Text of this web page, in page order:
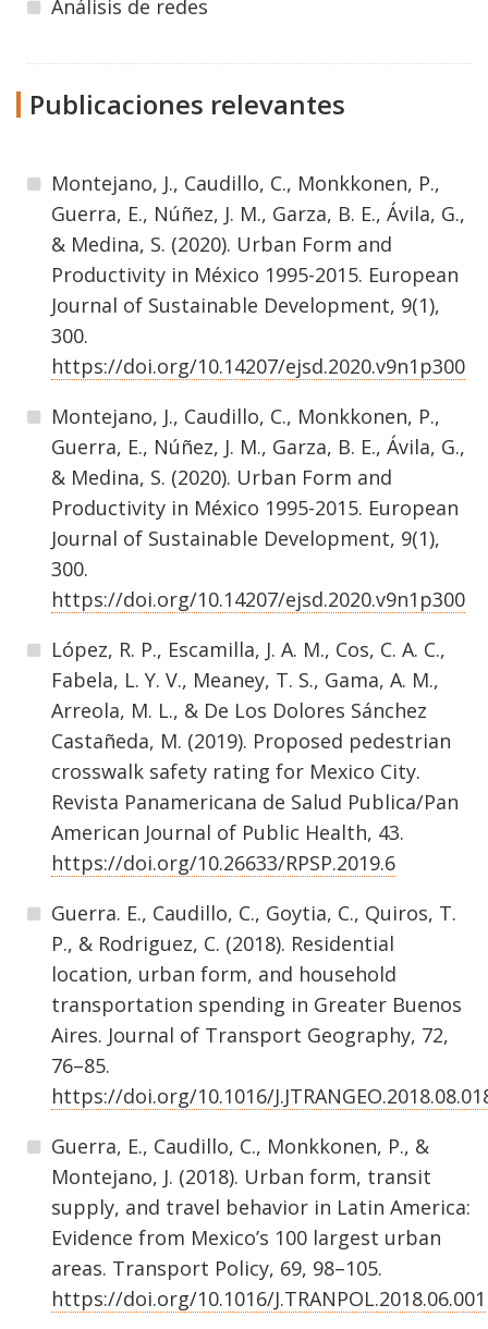
Análisis de redes
Publicaciones relevantes
Montejano, J., Caudillo, C., Monkkonen, P.,
Guerra, E., Núñez, J. M., Garza, B. E., Ávila, G.,
& Medina, S. (2020). Urban Form and
Productivity in México 1995-2015. European
Journal of Sustainable Development, 9(1),
300.
https://doi.org/10.14207/ejsd.2020.v9n1p300
Montejano, J., Caudillo, C., Monkkonen, P.,
Guerra, E., Núñez, J. M., Garza, B. E., Ávila, G.,
& Medina, S. (2020). Urban Form and
Productivity in México 1995-2015. European
Journal of Sustainable Development, 9(1),
300.
https://doi.org/10.14207/ejsd.2020.v9n1p300
López, R. P., Escamilla, J. A. M., Cos, C. A. C.,
Fabela, L. Y. V., Meaney, T. S., Gama, A. M.,
Arreola, M. L., & De Los Dolores Sánchez
Castañeda, M. (2019). Proposed pedestrian
crosswalk safety rating for Mexico City.
Revista Panamericana de Salud Publica/Pan
American Journal of Public Health, 43.
https://doi.org/10.26633/RPSP.2019.6
Guerra. E., Caudillo, C., Goytia, C., Quiros, T.
P., & Rodriguez, C. (2018). Residential
location, urban form, and household
transportation spending in Greater Buenos
Aires. Journal of Transport Geography, 72,
76–85.
https://doi.org/10.1016/
Guerra, E., Caudillo, C., Monkkonen, P., &
Montejano, J. (2018). Urban form, transit
supply, and travel behavior in Latin America:
Evidence from Mexico’s 100 largest urban
areas. Transport Policy, 69, 98–105.
https://doi.org/10.1016/J.TRANPOL.2018.06.001